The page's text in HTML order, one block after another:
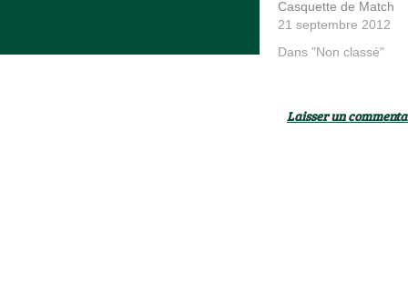
Casquette de Match
21 septembre 2012
Dans "Non classé"
Laisser un